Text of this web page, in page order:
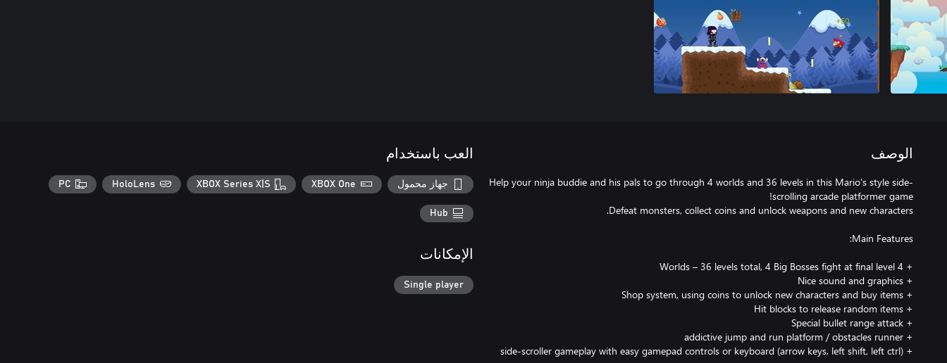
الوصف
Help your ninja buddie and his pals to go through 4 worlds and 36 levels in this Mario's style side-
العب باستخدام
جهاز محمول XBOX One
XBOX Series X|S
HoloLens
PC
Hub
الإمكانات
Single player